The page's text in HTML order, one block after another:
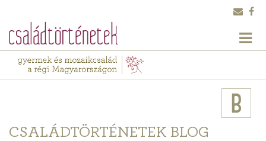
CSALÁDTÖRTÉNETEK BLOG